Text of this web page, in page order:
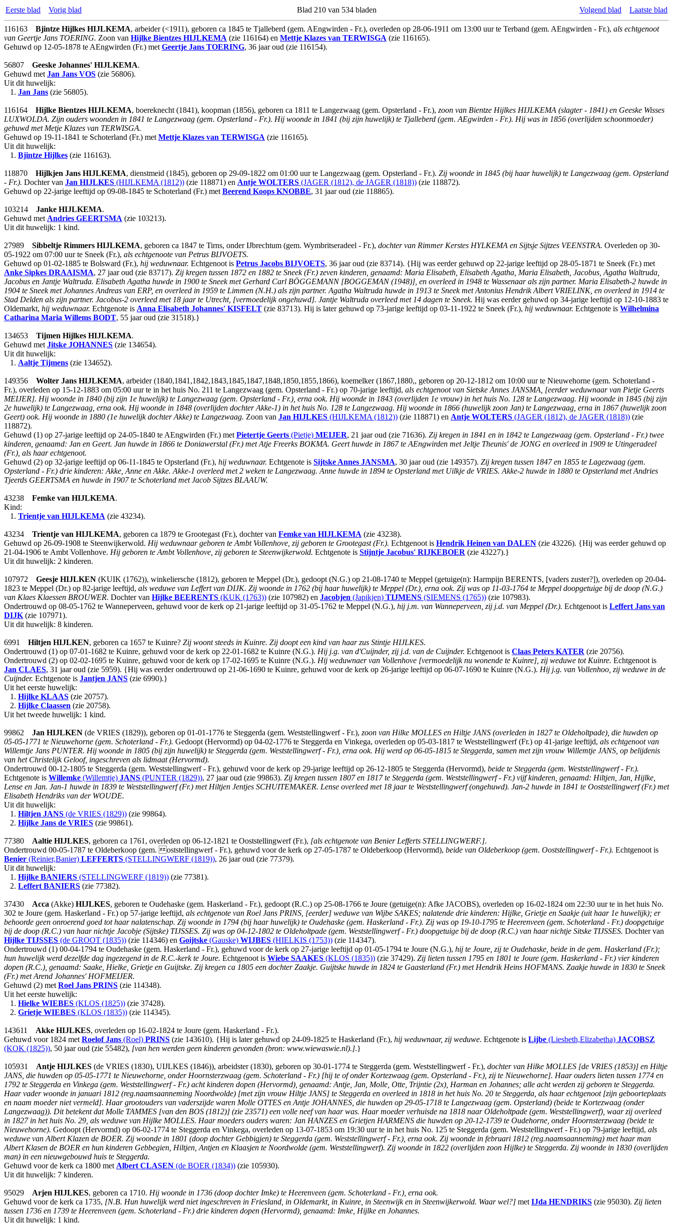
Eerste blad Vorig blad Blad 210 van 534 bladen Volgend blad Laatste blad
116163 Bjintze Hijlkes HIJLKEMA, arbeider (<1911), geboren ca 1845 te Tjalleberd (gem. AEngwirden - Fr.), overleden op 28-06-1911 om 13:00 uur te Terband (gem. AEngwirden - Fr.), als echtgenoot
van Geertje Jans TOERING. Zoon van Hijlke Bientzes HIJLKEMA (zie 116164) en Mettje Klazes van TERWISGA (zie 116165).
Gehuwd op 12-05-1878 te AEngwirden (Fr.) met Geertje Jans TOERING, 36 jaar oud (zie 116154).
56807 Geeske Johannes' HIJLKEMA.
Gehuwd met Jan Jans VOS (zie 56806).
Uit dit huwelijk:
1. Jan Jans (zie 56805).
116164 Hijlke Bientzes HIJLKEMA, boereknecht (1841), koopman (1856), geboren ca 1811 te Langezwaag (gem. Opsterland - Fr.), zoon van Bientze Hijlkes HIJLKEMA (slagter - 1841) en Geeske Wisses
LUXWOLDA. Zijn ouders woonden in 1841 te Langezwaag (gem. Opsterland - Fr.). Hij woonde in 1841 (bij zijn huwelijk) te Tjalleberd (gem. AEgwirden - Fr.). Hij was in 1856 (overlijden schoonmoeder)
gehuwd met Metje Klazes van TERWISGA.
Gehuwd op 19-11-1841 te Schoterland (Fr.) met Mettje Klazes van TERWISGA (zie 116165).
Uit dit huwelijk:
1. Bjintze Hijlkes (zie 116163).
118870 Hijlkjen Jans HIJLKEMA, dienstmeid (1845), geboren op 29-09-1822 om 01:00 uur te Langezwaag (gem. Opsterland - Fr.). Zij woonde in 1845 (bij haar huwelijk) te Langezwaag (gem. Opsterland
- Fr.). Dochter van Jan HIJLKES (HIJLKEMA (1812)) (zie 118871) en Antje WOLTERS (JAGER (1812), de JAGER (1818)) (zie 118872).
Gehuwd op 22-jarige leeftijd op 09-08-1845 te Schoterland (Fr.) met Beerend Koops KNOBBE, 31 jaar oud (zie 118865).
103214 Janke HIJLKEMA.
Gehuwd met Andries GEERTSMA (zie 103213).
Uit dit huwelijk: 1 kind.
27989 Sibbeltje Rimmers HIJLKEMA, geboren ca 1847 te Tirns, onder IJbrechtum (gem. Wymbritseradeel - Fr.), dochter van Rimmer Kerstes HYLKEMA en Sijtsje Sijtzes VEENSTRA. Overleden op 30-
05-1922 om 07:00 uur te Sneek (Fr.), als echtgenoote van Petrus BIJVOETS.
Gehuwd op 01-02-1885 te Bolsward (Fr.), hij weduwnaar. Echtgenoot is Petrus Jacobs BIJVOETS, 36 jaar oud (zie 83714). {Hij was eerder gehuwd op 22-jarige leeftijd op 28-05-1871 te Sneek (Fr.) met
Anke Sipkes DRAAISMA, 27 jaar oud (zie 83717). Zij kregen tussen 1872 en 1882 te Sneek (Fr.) zeven kinderen, genaamd: Maria Elisabeth, Elisabeth Agatha, Maria Elisabeth, Jacobus, Agatha Waltruda,
Jacobus en Jantje Waltruda. Elisabeth Agatha huwde in 1900 te Sneek met Gerhard Carl BÖGGEMANN [BOGGEMAN (1948)], en overleed in 1948 te Wassenaar als zijn partner. Maria Elisabeth-2 huwde in
1904 te Sneek met Johannes Andreas van ERP, en overleed in 1959 te Limmen (N.H.) als zijn partner. Agatha Waltruda huwde in 1913 te Sneek met Antonius Hendrik Albert VRIELINK, en overleed in 1914 te
Stad Delden als zijn partner. Jacobus-2 overleed met 18 jaar te Utrecht, [vermoedelijk ongehuwd]. Jantje Waltruda overleed met 14 dagen te Sneek. Hij was eerder gehuwd op 34-jarige leeftijd op 12-10-1883 te
Oldemarkt, hij weduwnaar. Echtgenote is Anna Elisabeth Johannes' KISFELT (zie 83713). Hij is later gehuwd op 73-jarige leeftijd op 03-11-1922 te Sneek (Fr.), hij weduwnaar. Echtgenote is Wilhelmina
Catharina Maria Willems BODT, 55 jaar oud (zie 31518).}
134653 Tijmen Hijlkes HIJLKEMA.
Gehuwd met Jitske JOHANNES (zie 134654).
Uit dit huwelijk:
1. Aaltje Tijmens (zie 134652).
149356 Wolter Jans HIJLKEMA, arbeider (1840,1841,1842,1843,1845,1847,1848,1850,1855,1866), koemelker (1867,1880,, geboren op 20-12-1812 om 10:00 uur te Nieuwehorne (gem. Schoterland -
Fr.), overleden op 15-12-1883 om 05:00 uur te in het huis No. 211 te Langezwaag (gem. Opsterland - Fr.) op 70-jarige leeftijd, als echtgenoot van Sietske Annes JANSMA, [eerder weduwnaar van Pietje Geerts
MEIJER]. Hij woonde in 1840 (bij zijn 1e huwelijk) te Langezwaag (gem. Opsterland - Fr.), erna ook. Hij woonde in 1843 (overlijden 1e vrouw) in het huis No. 128 te Langezwaag. Hij woonde in 1845 (bij zijn
2e huwelijk) te Langezwaag, erna ook. Hij woonde in 1848 (overlijden dochter Akke-1) in het huis No. 128 te Langezwaag. Hij woonde in 1866 (huwelijk zoon Jan) te Langezwaag, erna in 1867 (huwelijk zoon
Geert) ook. Hij woonde in 1880 (1e huwelijk dochter Akke) te Langezwaag. Zoon van Jan HIJLKES (HIJLKEMA (1812)) (zie 118871) en Antje WOLTERS (JAGER (1812), de JAGER (1818)) (zie
118872).
Gehuwd (1) op 27-jarige leeftijd op 24-05-1840 te AEngwirden (Fr.) met Pietertje Geerts (Pietje) MEIJER, 21 jaar oud (zie 71636). Zij kregen in 1841 en in 1842 te Langezwaag (gem. Opsterland - Fr.) twee
kinderen, genaamd: Jan en Geert. Jan huwde in 1866 te Doniawerstal (Fr.) met Atje Freerks BOKMA. Geert huwde in 1867 te AEngwirden met Jeltje Theunis' de JONG en overleed in 1909 te Utingeradeel
(Fr.), als haar echtgenoot.
Gehuwd (2) op 32-jarige leeftijd op 06-11-1845 te Opsterland (Fr.), hij weduwnaar. Echtgenote is Sijtske Annes JANSMA, 30 jaar oud (zie 149357). Zij kregen tussen 1847 en 1855 te Lagezwaag (gem.
Opsterland - Fr.) drie kinderen: Akke, Anne en Akke. Akke-1 overleed met 2 weken te Langezwaag. Anne huwde in 1894 te Opsterland met Uilkje de VRIES. Akke-2 huwde in 1880 te Opsterland met Andries
Tjeerds GEERTSMA en huwde in 1907 te Schoterland met Jacob Sijtzes BLAAUW.
43238 Femke van HIJLKEMA.
Kind:
1. Trientje van HIJLKEMA (zie 43234).
43234 Trientje van HIJLKEMA, geboren ca 1879 te Grootegast (Fr.), dochter van Femke van HIJLKEMA (zie 43238).
Gehuwd op 26-09-1908 te Steenwijkerwold. Hij weduwnaar geboren te Ambt Vollenhove, zij geboren te Grootegast (Fr.). Echtgenoot is Hendrik Heinen van DALEN (zie 43226). {Hij was eerder gehuwd op
21-04-1906 te Ambt Vollenhove. Hij geboren te Ambt Vollenhove, zij geboren te Steenwijkerwold. Echtgenote is Stijntje Jacobus' RIJKEBOER (zie 43227).}
Uit dit huwelijk: 2 kinderen.
107972 Geesje HIJLKEN (KUIK (1762)), winkeliersche (1812), geboren te Meppel (Dr.), gedoopt (N.G.) op 21-08-1740 te Meppel (getuige(n): Harmpijn BERENTS, [vaders zuster?]), overleden op 20-04-
1823 te Meppel (Dr.) op 82-jarige leeftijd, als weduwe van Leffert van DIJK. Zij woonde in 1762 (bij haar huwelijk) te Meppel (Dr.), erna ook. Zij was op 11-03-1764 te Meppel doopgetuige bij de doop (N.G.)
van Klaes Klaessen BROUWER. Dochter van Hijlke BEERENTS (KUK (1763)) (zie 107982) en Jacobjen (Japikjen) TIJMENS (SIEMENS (1765)) (zie 107983).
Ondertrouwd op 08-05-1762 te Wanneperveen, gehuwd voor de kerk op 21-jarige leeftijd op 31-05-1762 te Meppel (N.G.), hij j.m. van Wanneperveen, zij j.d. van Meppel (Dr.). Echtgenoot is Leffert Jans van
DIJK (zie 107971).
Uit dit huwelijk: 8 kinderen.
6991 Hiltjen HIJLKEN, geboren ca 1657 te Kuinre? Zij woont steeds in Kuinre. Zij doopt een kind van haar zus Stintje HIJLKES.
Ondertrouwd (1) op 07-01-1682 te Kuinre, gehuwd voor de kerk op 22-01-1682 te Kuinre (N.G.). Hij j.g. van d'Cuijnder, zij j.d. van de Cuijnder. Echtgenoot is Claas Peters KATER (zie 20756).
Ondertrouwd (2) op 02-02-1695 te Kuinre, gehuwd voor de kerk op 17-02-1695 te Kuinre (N.G.). Hij weduwnaer van Vollenhove [vermoedelijk nu wonende te Kuinre], zij weduwe tot Kuinre. Echtgenoot is
Jan CLAES, 31 jaar oud (zie 5959). {Hij was eerder ondertrouwd op 21-06-1690 te Kuinre, gehuwd voor de kerk op 26-jarige leeftijd op 06-07-1690 te Kuinre (N.G.). Hij j.g. van Vollenhoo, zij weduwe in de
Cuijnder. Echtgenote is Jantjen JANS (zie 6990).}
Uit het eerste huwelijk:
1. Hijlke KLAAS (zie 20757).
2. Hijlke Claassen (zie 20758).
Uit het tweede huwelijk: 1 kind.
99862 Jan HIJLKEN (de VRIES (1829)), geboren op 01-01-1776 te Steggerda (gem. Weststellingwerf - Fr.), zoon van Hilke MOLLES en Hiltje JANS (overleden in 1827 te Oldeholtpade), die huwden op
05-05-1771 te Nieuwehorne (gem. Schoterland - Fr.). Gedoopt (Hervormd) op 04-02-1776 te Steggerda en Vinkega, overleden op 05-03-1817 te Weststellingwerf (Fr.) op 41-jarige leeftijd, als echtgenoot van
Willemtje Jans PUNTER. Hij woonde in 1805 (bij zijn huwelijk) te Steggerda (gem. Weststellingwerf - Fr.), erna ook. Hij werd op 06-05-1815 te Steggerda, samen met zijn vrouw Willemtje JANS, op belijdenis
van het Christelijk Geloof, ingeschreven als lidmaat (Hervormd).
Ondertrouwd 00-12-1805 te Steggerda (gem. Weststellingwerf - Fr.), gehuwd voor de kerk op 29-jarige leeftijd op 26-12-1805 te Steggerda (Hervormd), beide te Steggerda (gem. Weststellingwerf - Fr.).
Echtgenote is Willemke (Willemtje) JANS (PUNTER (1829)), 27 jaar oud (zie 99863). Zij kregen tussen 1807 en 1817 te Steggerda (gem. Weststellingwerf - Fr.) vijf kinderen, genaamd: Hiltjen, Jan, Hijlke,
Lense en Jan. Jan-1 huwde in 1839 te Weststellingwerf (Fr.) met Hiltjen Jentjes SCHUITEMAKER. Lense overleed met 18 jaar te Weststellingwerf (ongehuwd). Jan-2 huwde in 1841 te Ooststellingwerf (Fr.) met
Elisabeth Hendriks van der WOUDE.
Uit dit huwelijk:
1. Hiltjen JANS (de VRIES (1829)) (zie 99864).
2. Hijlke Jans de VRIES (zie 99861).
77380 Aaltie HIJLKES, geboren ca 1761, overleden op 06-12-1821 te Ooststellingwerf (Fr.), [als echtgenote van Benier Lefferts STELLINGWERF.].
Ondertrouwd 00-05-1787 te Oldeberkoop (gem. oststellingwerf - Fr.), gehuwd voor de kerk op 27-05-1787 te Oldeberkoop (Hervormd), beide van Oldeberkoop (gem. Ooststellingwerf - Fr.). Echtgenoot is
Benier (Reinier,Banier) LEFFERTS (STELLINGWERF (1819)), 26 jaar oud (zie 77379).
Uit dit huwelijk:
1. Hijlke BANIERS (STELLINGWERF (1819)) (zie 77381).
2. Leffert BANIERS (zie 77382).
37430 Acca (Akke) HIJLKES, geboren te Oudehaske (gem. Haskerland - Fr.), gedoopt (R.C.) op 25-08-1766 te Joure (getuige(n): Afke JACOBS), overleden op 16-02-1824 om 22:30 uur te in het huis No.
302 te Joure (gem. Haskerland - Fr.) op 57-jarige leeftijd, als echtgenote van Roel Jans PRINS, [eerder] weduwe van Wijbe SAKES; nalatende drie kinderen: Hijlke, Grietje en Saakje (uit haar 1e huwelijk); er
behoorde geen onroerend goed tot haar nalatenschap. Zij woonde in 1794 (bij haar huwelijk) te Oudehaske (gem. Haskerland - Fr.). Zij was op 19-10-1795 te Heerenveen (gem. Schoterland - Fr.) doopgetuige
bij de doop (R.C.) van haar nichtje Jacobje (Sijtske) TIJSSES. Zij was op 04-12-1802 te Oldeholtpade (gem. Weststellingwerf - Fr.) doopgetuige bij de doop (R.C.) van haar nichtje Sitske TIJSSES. Dochter van
Hijlke TIJSSES (de GROOT (1835)) (zie 114346) en Goijtske (Gauske) WIJBES (HIELKIS (1753)) (zie 114347).
Ondertrouwd (1) 00-04-1794 te Oudehaske (gem. Haskerland - Fr.), gehuwd voor de kerk op 27-jarige leeftijd op 01-05-1794 te Joure (N.G.), hij te Joure, zij te Oudehaske, beide in de gem. Haskerland (Fr.);
hun huwelijk werd dezelfde dag ingezegend in de R.C.-kerk te Joure. Echtgenoot is Wiebe SAAKES (KLOS (1835)) (zie 37429). Zij lieten tussen 1795 en 1801 te Joure (gem. Haskerland - Fr.) vier kinderen
dopen (R.C.), genaamd: Saake, Hielke, Grietje en Guijtske. Zij kregen ca 1805 een dochter Zaakje. Guijtske huwde in 1824 te Gaasterland (Fr.) met Hendrik Heins HOFMANS. Zaakje huwde in 1830 te Sneek
(Fr.) met Arend Johannes' HOFMEIJER.
Gehuwd (2) met Roel Jans PRINS (zie 114348).
Uit het eerste huwelijk:
1. Hielke WIEBES (KLOS (1825)) (zie 37428).
2. Grietje WIEBES (KLOS (1835)) (zie 114345).
143611 Akke HIJLKES, overleden op 16-02-1824 te Joure (gem. Haskerland - Fr.).
Gehuwd voor 1824 met Roelof Jans (Roel) PRINS (zie 143610). {Hij is later gehuwd op 24-09-1825 te Haskerland (Fr.), hij weduwnaar, zij weduwe. Echtgenote is Lijbe (Liesbeth,Elizabetha) JACOBSZ
(KOK (1825)), 50 jaar oud (zie 55482), [van hen werden geen kinderen gevonden (bron: www.wiewaswie.nl).].}
105931 Antje HIJLKES (de VRIES (1830), UIJLKES (1846)), arbeidster (1830), geboren op 30-01-1774 te Steggerda (gem. Weststellingwerf - Fr.), dochter van Hilke MOLLES [de VRIES (1853)] en Hiltje
JANS, die huwden op 05-05-1771 te Nieuwehorne, onder Hoornsterzwaag (gem. Schoterland - Fr.) [hij te of onder Kortezwaag (gem. Opsterland - Fr.), zij te Nieuwehorne]. Haar ouders lieten tussen 1774 en
1792 te Steggerda en Vinkega (gem. Weststellingwerf - Fr.) acht kinderen dopen (Hervormd), genaamd: Antje, Jan, Molle, Otte, Trijntie (2x), Harman en Johannes; alle acht werden zij geboren te Steggerda.
Haar vader woonde in januari 1812 (reg.naamsaanneming Noordwolde) [met zijn vrouw Hiltje JANS] te Steggerda en overleed in 1818 in het huis No. 20 te Steggerda, als haar echtgenoot [zijn geboorteplaats
en naam moeder niet vermeld]. Haar grootouders van vaderszijde waren Molle OTTES en Antje JOHANNES, die huwden op 29-05-1718 te Langezwaag (gem. Opsterland) (beide te Kortezwaag (onder
Langezwaag)). Dit betekent dat Molle TAMMES [van den BOS (1812)] (zie 23571) een volle neef van haar was. Haar moeder verhuisde na 1818 naar Oldeholtpade (gem. Weststellingwerf), waar zij overleed
in 1827 in het huis No. 29, als weduwe van Hijlke MOLLES. Haar moeders ouders waren: Jan HANZES en Grietjen HARMENS die huwden op 20-12-1739 te Oudehorne, onder Hoornsterzwaag (beide te
Nieuwehorne). Gedoopt (Hervormd) op 06-02-1774 te Steggerda en Vinkega, overleden op 13-07-1853 om 19:30 uur te in het huis No. 125 te Steggerda (gem. Weststellingwerf - Fr.) op 79-jarige leeftijd, als
weduwe van Albert Klazen de BOER. Zij woonde in 1801 (doop dochter Gebbigjen) te Steggerda (gem. Weststellingwerf - Fr.), erna ook. Zij woonde in februari 1812 (reg.naamsaanneming) met haar man
Albert Klasen de BOER en hun kinderen Gebbegien, Hiltjen, Antjen en Klaasjen te Noordwolde (gem. Weststellingwerf). Zij woonde in 1822 (overlijden zoon Hijlke) te Steggerda. Zij woonde in 1830 (overlijden
man) in een nieuwgebouwd huis te Steggerda.
Gehuwd voor de kerk ca 1800 met Albert CLASEN (de BOER (1834)) (zie 105930).
Uit dit huwelijk: 7 kinderen.
95029 Arjen HIJLKES, geboren ca 1710. Hij woonde in 1736 (doop dochter Imke) te Heerenveen (gem. Schoterland - Fr.), erna ook.
Gehuwd voor de kerk ca 1735, [N.B. Hun huwelijk werd niet ingeschreven in Friesland, in Oldemarkt, in Kuinre, in Steenwijk en in Steenwijkerwold. Waar wel?] met IJda HENDRIKS (zie 95030). Zij lieten
tussen 1736 en 1739 te Heerenveen (gem. Schoterland - Fr.) drie kinderen dopen (Hervormd), genaamd: Imke, Hijlke en Johannes.
Uit dit huwelijk: 1 kind.